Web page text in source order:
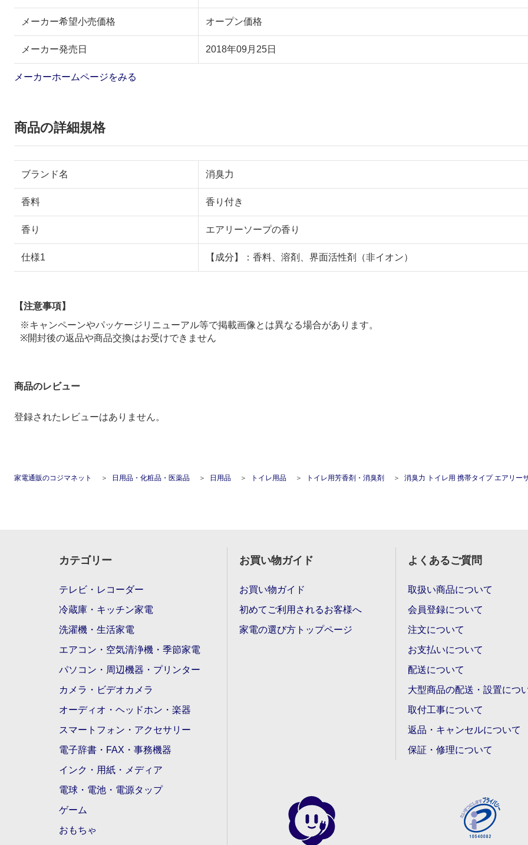
メーカー希望小売価格 オープン価格
メーカー発売日 2018年09月25日
メーカーホームページをみる
商品の詳細規格
ブランド名 消臭力
香料 香り付き
香り エアリーソープの香り
仕様1 【成分】：香料、溶剤、界面活性剤（非イオン）
【注意事項】
※キャンペーンやパッケージリニューアル等で掲載画像とは異なる場合があります。
※開封後の返品や商品交換はお受けできません
商品のレビュー
登録されたレビューはありません。
家電通販のコジマネット 日用品・化粧品・医薬品 日用品 トイレ用品 トイレ用芳香剤・消臭剤 消臭力 トイレ用 携帯タイプ エアリーサボンの香
カテゴリー
テレビ・レコーダー
冷蔵庫・キッチン家電
洗濯機・生活家電
エアコン・空気清浄機・季節家電
パソコン・周辺機器・プリンター
カメラ・ビデオカメラ
オーディオ・ヘッドホン・楽器
スマートフォン・アクセサリー
電子辞書・FAX・事務機器
インク・用紙・メディア
電球・電池・電源タップ
ゲーム
おもちゃ
お買い物ガイド
お買い物ガイド
初めてご利用されるお客様へ
家電の選び方トップページ
よくあるご質問
取扱い商品について
会員登録について
注文について
お支払いについて
配送について
大型商品の配送・設置につ
取付工事について
返品・キャンセルについて
保証・修理について